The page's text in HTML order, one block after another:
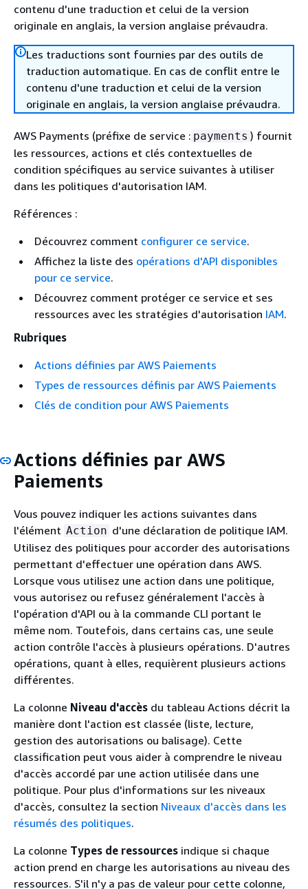
contenu d'une traduction et celui de la version
originale en anglais, la version anglaise prévaudra.
Les traductions sont fournies par des outils de
traduction automatique. En cas de conflit entre le
contenu d'une traduction et celui de la version
originale en anglais, la version anglaise prévaudra.
AWS Payments (préfixe de service : payments ) fournit
les ressources, actions et clés contextuelles de
condition spécifiques au service suivantes à utiliser
dans les politiques d'autorisation IAM.
Références :
Découvrez comment configurer ce service.
Affichez la liste des opérations d'API disponibles
pour ce service.
Découvrez comment protéger ce service et ses
ressources avec les stratégies d'autorisation IAM.
Rubriques
Actions définies par AWS Paiements
Types de ressources définis par AWS Paiements
Clés de condition pour AWS Paiements
Actions définies par AWS
Paiements
Vous pouvez indiquer les actions suivantes dans
l'élément Action d'une déclaration de politique IAM.
Utilisez des politiques pour accorder des autorisations
permettant d'effectuer une opération dans AWS.
Lorsque vous utilisez une action dans une politique,
vous autorisez ou refusez généralement l'accès à
l'opération d'API ou à la commande CLI portant le
même nom. Toutefois, dans certains cas, une seule
action contrôle l'accès à plusieurs opérations. D'autres
opérations, quant à elles, requièrent plusieurs actions
différentes.
La colonne Niveau d'accès du tableau Actions décrit la
manière dont l'action est classée (liste, lecture,
gestion des autorisations ou balisage). Cette
classification peut vous aider à comprendre le niveau
d'accès accordé par une action utilisée dans une
politique. Pour plus d'informations sur les niveaux
d'accès, consultez la section Niveaux d'accès dans les
résumés des politiques.
La colonne Types de ressources indique si chaque
action prend en charge les autorisations au niveau des
ressources. S'il n'y a pas de valeur pour cette colonne,